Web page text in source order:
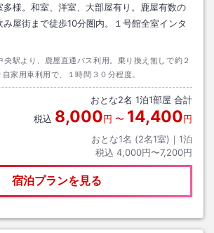
多様。和室、洋室、大部屋有り。鹿屋有数の
屋街まで徒歩10分圏内。１号館全室インタ
央駅より、鹿屋直通バス利用。乗り換え無しで約２
家用車利用で、１時間３０分程度。
おとな2名 1泊1部屋 合計
税込 8,000円 〜 14,400円
おとな1名 (2名1室)｜ 1泊
税込 4,000円〜7,200円
宿泊プランを見る